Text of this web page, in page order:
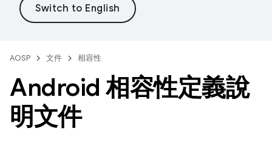
AOSP 文件 相容性
Android 相容性定義說
明文件